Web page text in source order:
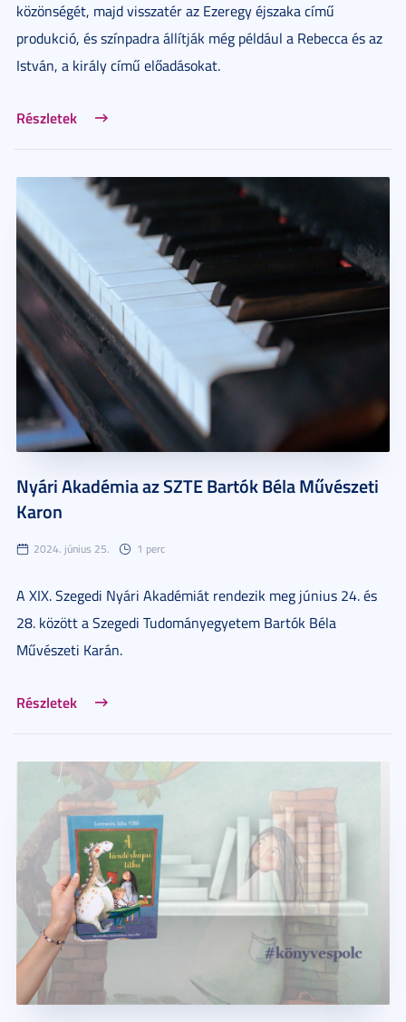
közönségét, majd visszatér az Ezeregy éjszaka című
produkció, és színpadra állítják még például a Rebecca és az
István, a király című előadásokat.
Részletek
Nyári Akadémia az SZTE Bartók Béla Művészeti
Karon
2024. június 25. 1 perc
A XIX. Szegedi Nyári Akadémiát rendezik meg június 24. és
28. között a Szegedi Tudományegyetem Bartók Béla
Művészeti Karán.
Részletek